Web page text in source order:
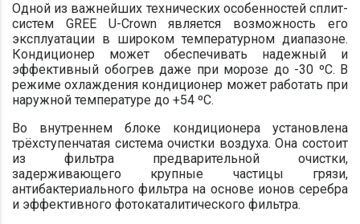
Одной из важнейших технических особенностей сплит-
систем GREE U-Crown является возможность его
эксплуатации в широком температурном диапазоне.
Кондиционер может обеспечивать надежный и
эффективный обогрев даже при морозе до -30 ºC. В
режиме охлаждения кондиционер может работать при
наружной температуре до +54 ºC.
Во внутреннем блоке кондиционера установлена
трёхступенчатая система очистки воздуха. Она состоит
из фильтра предварительной очист­ки,
задерживающего крупные частицы грязи,
антибактериально­го фильтра на основе ионов серебра
и эффективного фотокаталитического фильтра.